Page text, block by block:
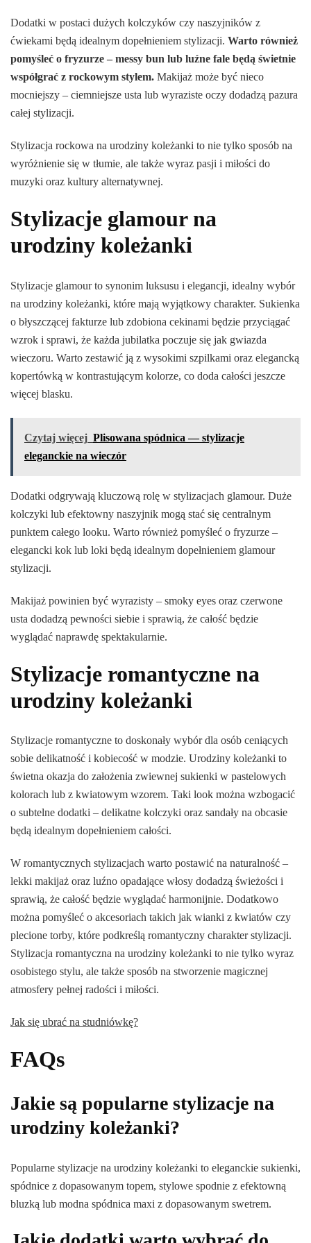
Dodatki w postaci dużych kolczyków czy naszyjników z
ćwiekami będą idealnym dopełnieniem stylizacji. Warto również
pomyśleć o fryzurze – messy bun lub luźne fale będą świetnie
współgrać z rockowym stylem. Makijaż może być nieco
mocniejszy – ciemniejsze usta lub wyraziste oczy dodadzą pazura
całej stylizacji.
Stylizacja rockowa na urodziny koleżanki to nie tylko sposób na
wyróżnienie się w tłumie, ale także wyraz pasji i miłości do
muzyki oraz kultury alternatywnej.
Stylizacje glamour na
urodziny koleżanki
Stylizacje glamour to synonim luksusu i elegancji, idealny wybór
na urodziny koleżanki, które mają wyjątkowy charakter. Sukienka
o błyszczącej fakturze lub zdobiona cekinami będzie przyciągać
wzrok i sprawi, że każda jubilatka poczuje się jak gwiazda
wieczoru. Warto zestawić ją z wysokimi szpilkami oraz elegancką
kopertówką w kontrastującym kolorze, co doda całości jeszcze
więcej blasku.
Czytaj więcej Plisowana spódnica — stylizacje
eleganckie na wieczór
Dodatki odgrywają kluczową rolę w stylizacjach glamour. Duże
kolczyki lub efektowny naszyjnik mogą stać się centralnym
punktem całego looku. Warto również pomyśleć o fryzurze –
elegancki kok lub loki będą idealnym dopełnieniem glamour
stylizacji.
Makijaż powinien być wyrazisty – smoky eyes oraz czerwone
usta dodadzą pewności siebie i sprawią, że całość będzie
wyglądać naprawdę spektakularnie.
Stylizacje romantyczne na
urodziny koleżanki
Stylizacje romantyczne to doskonały wybór dla osób ceniących
sobie delikatność i kobiecość w modzie. Urodziny koleżanki to
świetna okazja do założenia zwiewnej sukienki w pastelowych
kolorach lub z kwiatowym wzorem. Taki look można wzbogacić
o subtelne dodatki – delikatne kolczyki oraz sandały na obcasie
będą idealnym dopełnieniem całości.
W romantycznych stylizacjach warto postawić na naturalność –
lekki makijaż oraz luźno opadające włosy dodadzą świeżości i
sprawią, że całość będzie wyglądać harmonijnie. Dodatkowo
można pomyśleć o akcesoriach takich jak wianki z kwiatów czy
plecione torby, które podkreślą romantyczny charakter stylizacji.
Stylizacja romantyczna na urodziny koleżanki to nie tylko wyraz
osobistego stylu, ale także sposób na stworzenie magicznej
atmosfery pełnej radości i miłości.
Jak się ubrać na studniówkę?
FAQs
Jakie są popularne stylizacje na
urodziny koleżanki?
Popularne stylizacje na urodziny koleżanki to eleganckie sukienki,
spódnice z dopasowanym topem, stylowe spodnie z efektowną
bluzką lub modna spódnica maxi z dopasowanym swetrem.